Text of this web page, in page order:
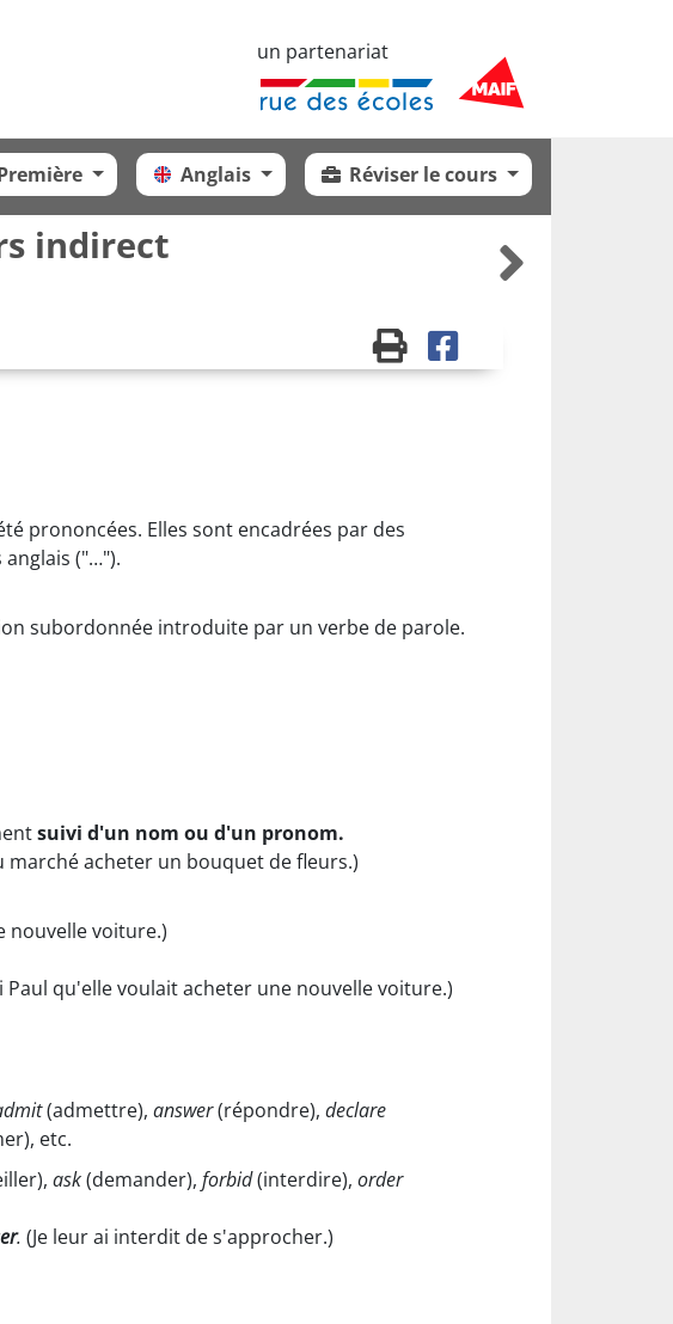
un partenariat
Anglais Réviser le cours
indirect
prononcées. Elles sont encadrées par des
("…").
subordonnée introduite par un verbe de parole.
suivi d'un nom ou d'un pronom.
marché acheter un bouquet de fleurs.)
nouvelle voiture.)
Paul qu'elle voulait acheter une nouvelle voiture.)
(admettre), answer(répondre), declare
etc.
ask(demander), forbid(interdire), order
. (Je leur ai interdit de s'approcher.)